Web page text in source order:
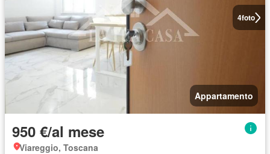
4foto
Appartamento
950 €/al mese
Viareggio, Toscana